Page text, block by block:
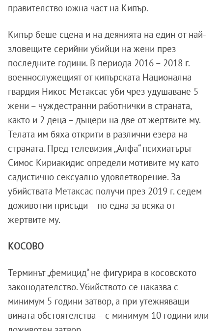
правителство южна част на Кипър.
Кипър беше сцена и на деянията на един от най-
зловещите серийни убийци на жени през
последните години. В периода 2016 – 2018 г.
военнослужещият от кипърската Национална
гвардия Никос Метаксас уби чрез удушаване 5
жени – чуждестранни работнички в страната,
както и 2 деца – дъщери на две от жертвите му.
Телата им бяха открити в различни езера на
страната. Пред телевизия „Алфа“ психиатърът
Симос Кириакидис определи мотивите му като
садистично сексуално удовлетворение. За
убийствата Метаксас получи през 2019 г. седем
доживотни присъди – по една за всяка от
жертвите му.
КОСОВО
Терминът „фемицид“ не фигурира в косовското
законодателство. Убийството се наказва с
минимум 5 години затвор, а при утежняващи
вината обстоятелства – с минимум 10 години или